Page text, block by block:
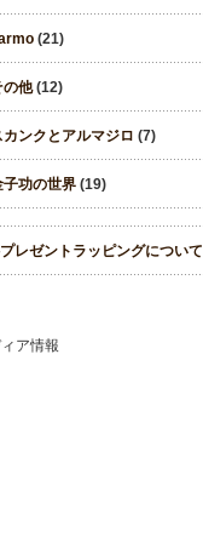
(21)
の他(12)
カンクとアルマジロ (7)
子功の世界 (19)
レゼントラッピングについて